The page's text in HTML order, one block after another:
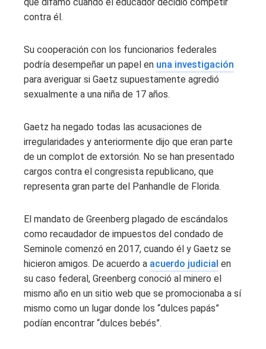
contra él.
Su cooperación con los funcionarios federales
podría desempeñar un papel en una investigación
para averiguar si Gaetz supuestamente agredió
sexualmente a una niña de 17 años.
Gaetz ha negado todas las acusaciones de
irregularidades y anteriormente dijo que eran parte
de un complot de extorsión. No se han presentado
cargos contra el congresista republicano, que
representa gran parte del Panhandle de Florida.
El mandato de Greenberg plagado de escándalos
como recaudador de impuestos del condado de
Seminole comenzó en 2017, cuando él y Gaetz se
hicieron amigos. De acuerdo a acuerdo judicial en
su caso federal, Greenberg conoció al minero el
mismo año en un sitio web que se promocionaba a sí
mismo como un lugar donde los “dulces papás”
podían encontrar “dulces bebés”.